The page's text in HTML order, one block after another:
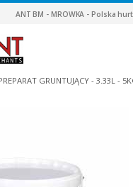
ANT BM - MROWKA - Polska
GRUNTUJĄCY - 3.33L -